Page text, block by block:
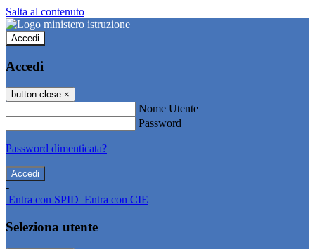
Salta al contenuto
Accedi
Accedi
button close ×
Nome Utente
Password
Password dimenticata?
-
Entra con SPID Entra con CIE
Seleziona utente